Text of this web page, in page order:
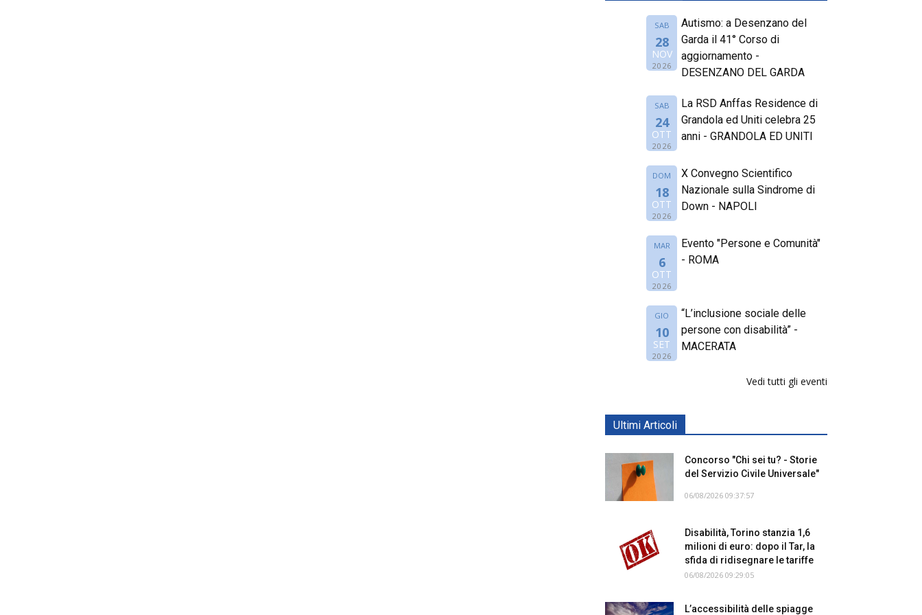
SAB
28
NOV
2026
Autismo: a Desenzano del
Garda il 41° Corso di
aggiornamento -
DESENZANO DEL GARDA
SAB
24
OTT
2026
La RSD Anffas Residence di
Grandola ed Uniti celebra 25
anni - GRANDOLA ED UNITI
DOM
18
OTT
2026
X Convegno Scientifico
Nazionale sulla Sindrome di
Down - NAPOLI
MAR
6
OTT
2026
Evento "Persone e Comunità"
- ROMA
GIO
10
SET
2026
“L’inclusione sociale delle
persone con disabilità” -
MACERATA
Vedi tutti gli eventi
Ultimi Articoli
Concorso "Chi sei tu? - Storie
del Servizio Civile Universale"
06/08/2026 09:37:57
Disabilità, Torino stanzia 1,6
milioni di euro: dopo il Tar, la
sfida di ridisegnare le tariffe
06/08/2026 09:29:05
L’accessibilità delle spiagge